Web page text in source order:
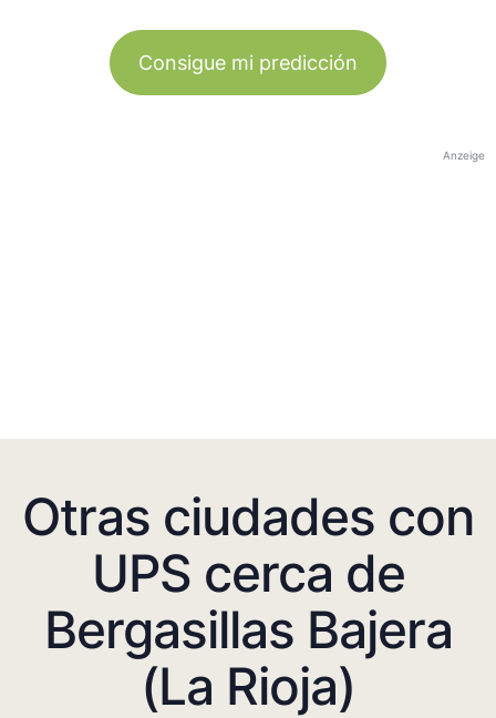
Consigue mi predicción
Anzeige
Otras ciudades con
UPS cerca de
Bergasillas Bajera
(La Rioja)